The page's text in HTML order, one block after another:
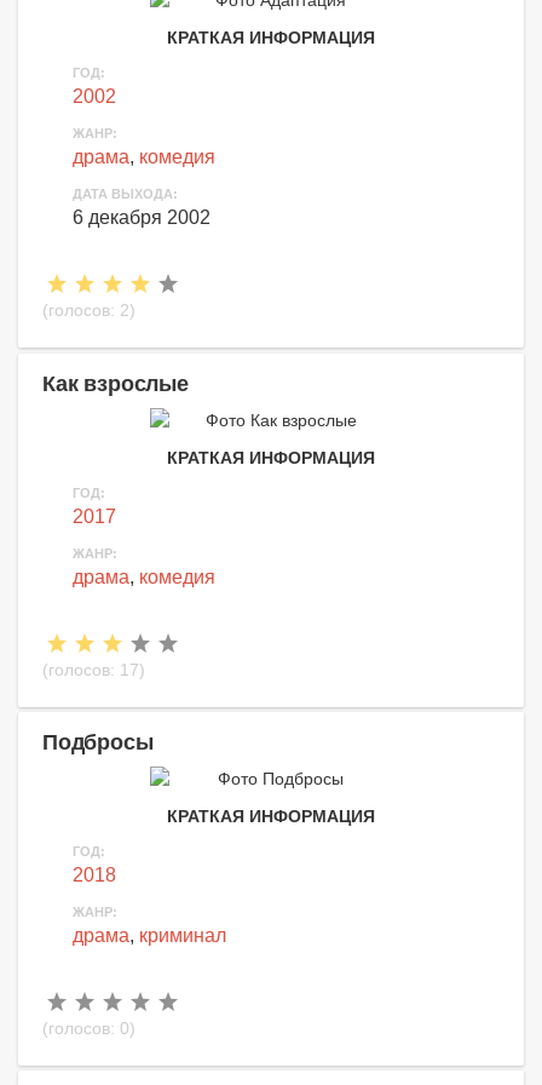
КРАТКАЯ ИНФОРМАЦИЯ
ГОД:
2002
ЖАНР:
драма, комедия
ДАТА ВЫХОДА:
6 декабря 2002
(голосов: 2)
Как взрослые
КРАТКАЯ ИНФОРМАЦИЯ
ГОД:
2017
ЖАНР:
драма, комедия
(голосов: 17)
Подбросы
КРАТКАЯ ИНФОРМАЦИЯ
ГОД:
2018
ЖАНР:
драма, криминал
(голосов: 0)